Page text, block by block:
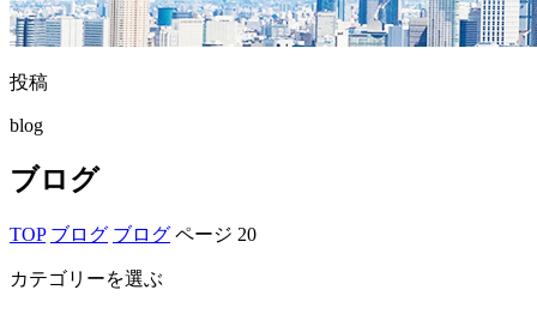
投稿
blog
ブログ
TOP ブログ ブログ ページ 20
カテゴリーを選ぶ